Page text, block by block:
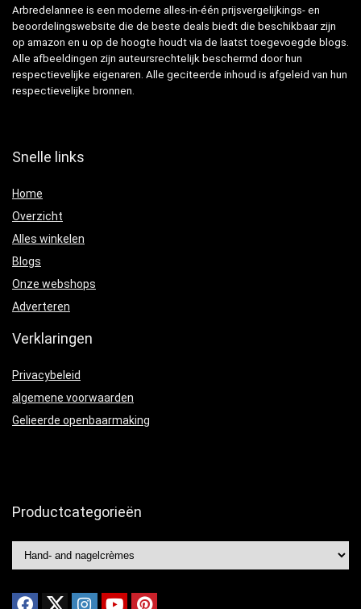
Arbredelannee is een moderne alles-in-één prijsvergelijkings- en
beoordelingswebsite die de beste deals biedt die beschikbaar zijn
op amazon en u op de hoogte houdt via de laatst toegevoegde blogs.
Alle afbeeldingen zijn auteursrechtelijk beschermd door hun
respectievelijke eigenaren. Alle geciteerde inhoud is afgeleid van hun
respectievelijke bronnen.
Snelle links
Home
Overzicht
Alles winkelen
Blogs
Onze webshops
Adverteren
Verklaringen
Privacybeleid
algemene voorwaarden
Gelieerde openbaarmaking
Productcategorieën